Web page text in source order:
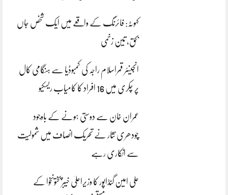
کہوٹہ: فائرنگ کے واقعے میں ایک شخص جاں
بحق، تین زخمی
انجینئر قمراسلام راجہ کی کمبوڈیا سے ہنگامی کال
پر چکری میں 16 افراد کا کامیاب ریسکیو
عمران خان سے دوستی ہونے کے باوجود
چودھری نثار نے تحریک انصاف میں شمولیت
سے انکاری رہے
علی امین گنڈاپور کا وزیراعلیٰ خیبرپختونخوا کے